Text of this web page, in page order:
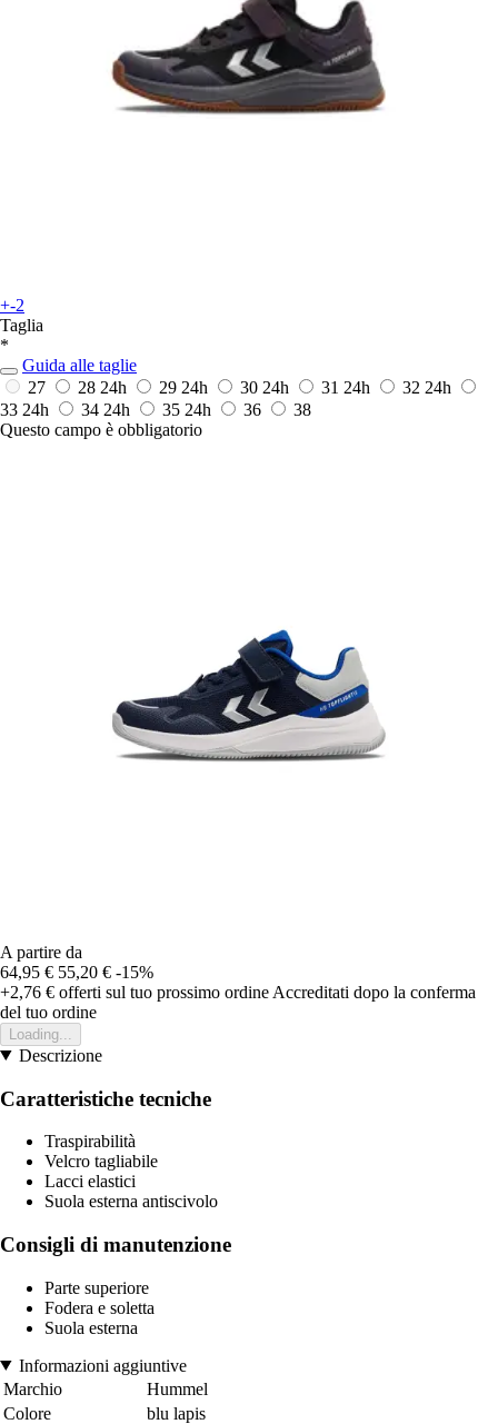
+-2
Taglia
*
Guida alle taglie
27
28 24h 29 24h 30 24h 31 24h 32 24h
33 24h 34 24h 35 24h 36
38
Questo campo è obbligatorio
A partire da
64,95 € 55,20 € -15%
+2,76 € offerti sul tuo prossimo ordine Accreditati dopo la conferma
del tuo ordine
Loading...
Descrizione
Caratteristiche tecniche
Traspirabilità
Velcro tagliabile
Lacci elastici
Suola esterna antiscivolo
Consigli di manutenzione
Parte superiore
Fodera e soletta
Suola esterna
Informazioni aggiuntive
Marchio
Hummel
Colore
blu lapis